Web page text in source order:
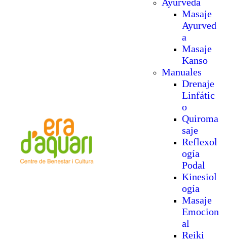
Masaje
Ayurved
a
Masaje
Kanso
Manuales
Drenaje
Linfátic
o
Quiroma
saje
Reflexol
ogía
Podal
Kinesiol
ogía
Masaje
Emocion
al
Reiki